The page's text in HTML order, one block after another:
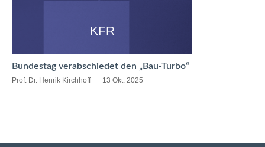
KFR
Bundestag verabschiedet den „Bau-Turbo“
Prof. Dr. Henrik Kirchhoff 13 Okt. 2025